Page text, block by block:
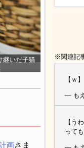
継いだ子猫
画さま
※関連記
【ｗ
— も
【う
って